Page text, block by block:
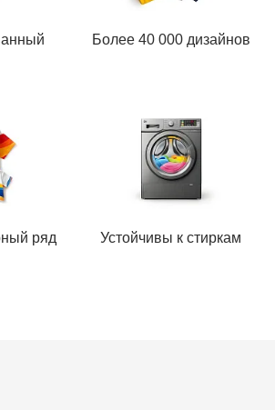
Более 40 000 дизайнов
ряд Устойчивы к стиркам